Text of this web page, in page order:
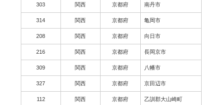
303 関西 京都府 南丹市
314 関西 京都府 亀岡市
208 関西 京都府 向日市
216 関西 京都府 長岡京市
309 関西 京都府 八幡市
327 関西 京都府 京田辺市
112 関西 京都府 乙訓郡大山崎町